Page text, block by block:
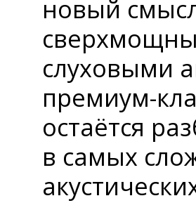
новый
слуховыми
премиум-
остаётся
в самых